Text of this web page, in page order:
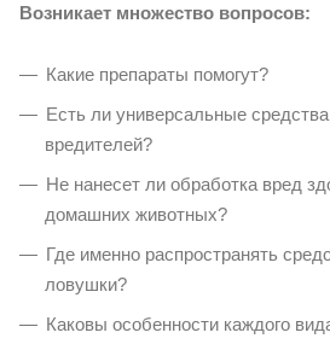
Возникает множество вопросов:
Какие препараты помогут?
Есть ли универсальные
вредителей?
Не нанесет ли обработка вред
домашних животных?
Где именно распространять
ловушки?
Каковы особенности каждого